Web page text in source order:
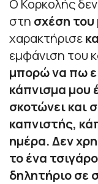
Ο Κορκολής
στη σχέση του
χαρακτήρισε
εμφάνιση του
μπορώ να πω
κάπνισμα μου
σκοτώνει και
καπνιστής,
ημέρα. Δεν
το ένα
δηλητήριο σε